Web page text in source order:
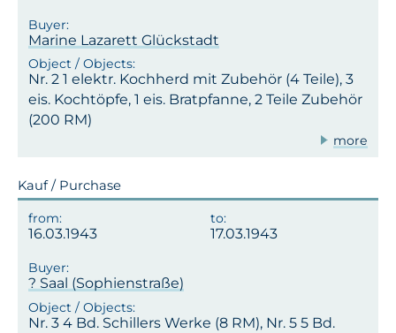
Marine Lazarett Glückstadt
Nr. 2 1 elektr. Kochherd mit Zubehör (4 Teile), 3
eis. Kochtöpfe, 1 eis. Bratpfanne, 2 Teile Zubehör
(200 RM)
more
Kauf / Purchase
16.03.1943 17.03.1943
? Saal (Sophienstraße)
Nr. 3 4 Bd. Schillers Werke (8 RM), Nr. 5 5 Bd.